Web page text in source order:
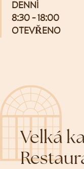
DENNÍ
8:30 - 18:00
OTEVŘENO
Velká